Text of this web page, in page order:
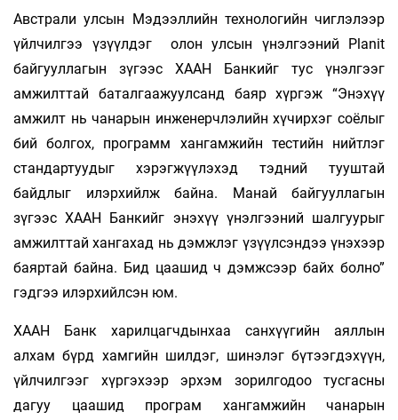
Австрали улсын Мэдээллийн технологийн чиглэлээр
үйлчилгээ үзүүлдэг олон улсын үнэлгээний Planit
байгууллагын зүгээс ХААН Банкийг тус үнэлгээг
амжилттай баталгаажуулсанд баяр хүргэж “Энэхүү
амжилт нь чанарын инженерчлэлийн хүчирхэг соёлыг
бий болгох, программ хангамжийн тестийн нийтлэг
стандартуудыг хэрэгжүүлэхэд тэдний тууштай
байдлыг илэрхийлж байна. Манай байгууллагын
зүгээс ХААН Банкийг энэхүү үнэлгээний шалгуурыг
амжилттай хангахад нь дэмжлэг үзүүлсэндээ үнэхээр
баяртай байна. Бид цаашид ч дэмжсээр байх болно”
гэдгээ илэрхийлсэн юм.
ХААН Банк харилцагчдынхаа санхүүгийн аяллын
алхам бүрд хамгийн шилдэг, шинэлэг бүтээгдэхүүн,
үйлчилгээг хүргэхээр эрхэм зорилгодоо тусгасны
дагуу цаашид програм хангамжийн чанарын